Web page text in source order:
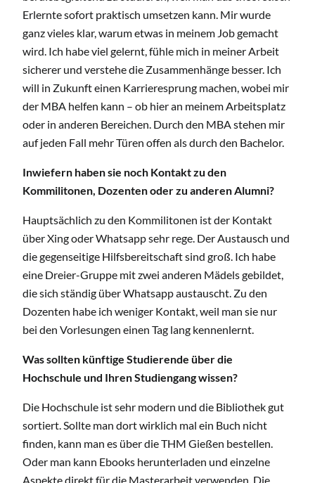
Erlernte sofort praktisch umsetzen kann. Mir wurde
ganz vieles klar, warum etwas in meinem Job gemacht
wird. Ich habe viel gelernt, fühle mich in meiner Arbeit
sicherer und verstehe die Zusammenhänge besser. Ich
will in Zukunft einen Karrieresprung machen, wobei mir
der MBA helfen kann – ob hier an meinem Arbeitsplatz
oder in anderen Bereichen. Durch den MBA stehen mir
auf jeden Fall mehr Türen offen als durch den Bachelor.
Inwiefern haben sie noch Kontakt zu den
Kommilitonen, Dozenten oder zu anderen Alumni?
Hauptsächlich zu den Kommilitonen ist der Kontakt
über Xing oder Whatsapp sehr rege. Der Austausch und
die gegenseitige Hilfsbereitschaft sind groß. Ich habe
eine Dreier-Gruppe mit zwei anderen Mädels gebildet,
die sich ständig über Whatsapp austauscht. Zu den
Dozenten habe ich weniger Kontakt, weil man sie nur
bei den Vorlesungen einen Tag lang kennenlernt.
Was sollten künftige Studierende über die
Hochschule und Ihren Studiengang wissen?
Die Hochschule ist sehr modern und die Bibliothek gut
sortiert. Sollte man dort wirklich mal ein Buch nicht
finden, kann man es über die THM Gießen bestellen.
Oder man kann Ebooks herunterladen und einzelne
Aspekte direkt für die Masterarbeit verwenden. Die